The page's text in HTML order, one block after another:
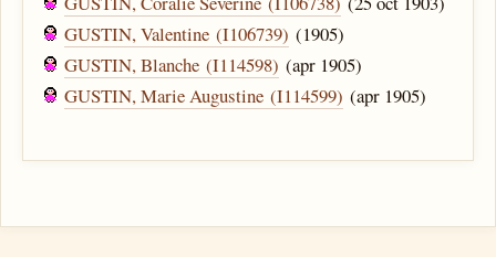
GUSTIN, Valentine (I106739) (1905)
GUSTIN, Blanche (I114598) (apr 1905)
GUSTIN, Marie Augustine (I114599) (apr 1905)